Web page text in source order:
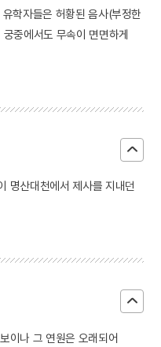
학자들은 허황된 음사(부정한
중에서도 무속이 면면하게
명산대천에서 제사를 지내던
이나 그 연원은 오래되어